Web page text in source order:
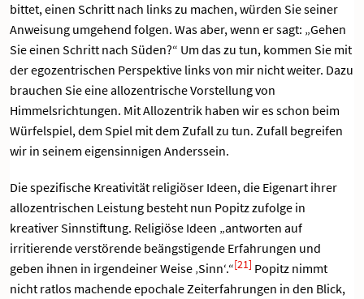
bittet, einen Schritt nach links zu machen, würden Sie seiner
Anweisung umgehend folgen. Was aber, wenn er sagt: „Gehen
Sie einen Schritt nach Süden?“ Um das zu tun, kommen Sie mit
der egozentrischen Perspektive links von mir nicht weiter. Dazu
brauchen Sie eine allozentrische Vorstellung von
Himmelsrichtungen. Mit Allozentrik haben wir es schon beim
Würfelspiel, dem Spiel mit dem Zufall zu tun. Zufall begreifen
wir in seinem eigensinnigen Anderssein.
Die spezifische Kreativität religiöser Ideen, die Eigenart ihrer
allozentrischen Leistung besteht nun Popitz zufolge in
kreativer Sinnstiftung. Religiöse Ideen „antworten auf
irritierende verstörende beängstigende Erfahrungen und
geben ihnen in irgendeiner Weise ‚Sinn‘.“[21] Popitz nimmt
nicht ratlos machende epochale Zeiterfahrungen in den Blick,